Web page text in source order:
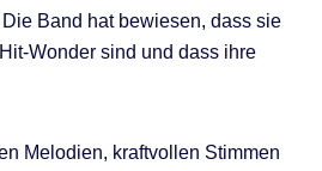
Band hat bewiesen, dass sie
Wonder sind und dass ihre
Melodien, kraftvollen Stimmen